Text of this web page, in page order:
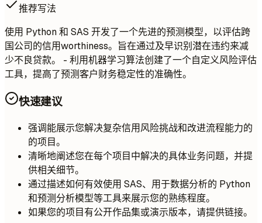
推荐写法
使用 Python 和 SAS 开发了一个先进的预测模型，以评估跨
国公司的信用worthiness。旨在通过及早识别潜在违约来减
少不良贷款。 - 利用机器学习算法创建了一个自定义风险评估
工具，提高了预测客户财务稳定性的准确性。
快速建议
强调能展示您解决复杂信用风险挑战和改进流程能力的
的项目。
清晰地阐述您在每个项目中解决的具体业务问题，并提
供相关细节。
通过描述如何有效使用 SAS、用于数据分析的 Python
和预测分析模型等工具来展示您的熟练程度。
如果您的项目有公开作品集或演示版本，请提供链接。